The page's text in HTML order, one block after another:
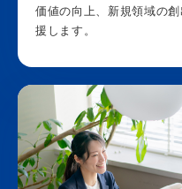
価値の向上、新規領域の
援します。